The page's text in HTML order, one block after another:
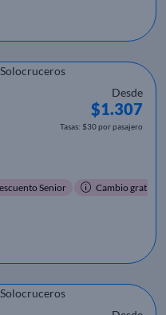
Desde
$1.307
Tasas: $30 por pasajero
Senior Cambio gratis